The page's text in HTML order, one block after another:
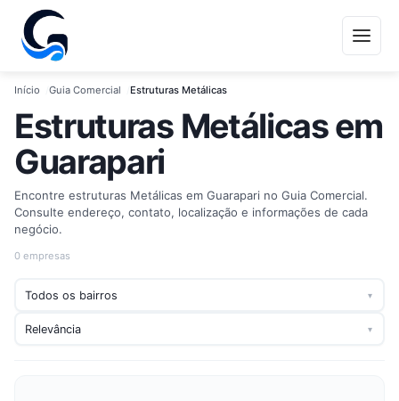
Início Guia Comercial Estruturas Metálicas
Estruturas Metálicas em
Guarapari
Encontre estruturas Metálicas em Guarapari no Guia Comercial.
Consulte endereço, contato, localização e informações de cada
negócio.
0 empresas
▾
▾